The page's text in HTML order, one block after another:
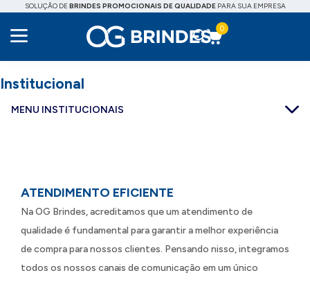
SOLUÇÃO DEBRINDES PROMOCIONAIS DE QUALIDADEPARA SUA EMPRESA
0
Institucional
MENU INSTITUCIONAIS
ATENDIMENTO EFICIENTE
Na OG Brindes, acreditamos que um atendimento de
qualidade é fundamental para garantir a melhor experiência
de compra para nossos clientes. Pensando nisso, integramos
todos os nossos canais de comunicação em um único